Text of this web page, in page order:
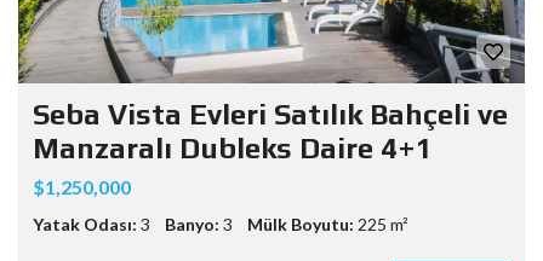
Seba Vista Evleri Satılık Bahçeli ve
Manzaralı Dubleks Daire 4+1
$1,250,000
Yatak Odası: 3 Banyo: 3 Mülk Boyutu: 225 m²